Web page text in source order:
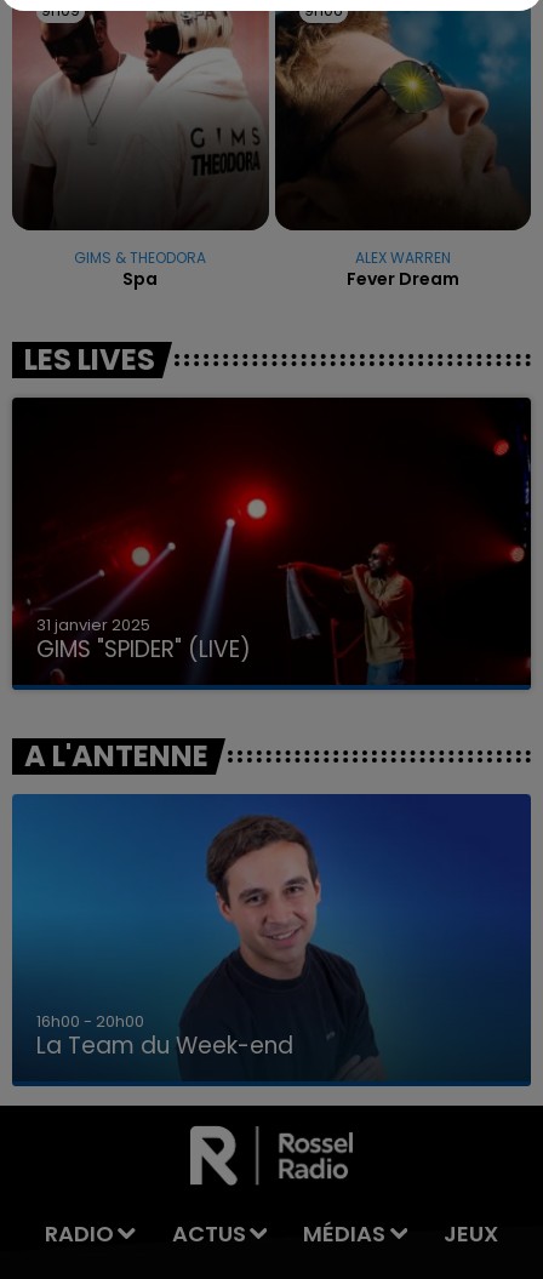
LA TEAM DU WEEK-END
9h09
9h09
GIMS & THEODORA
Spa
9h06
9h06
ALEX WARREN
Fever Dream
LES LIVES
31 janvier 2025
GIMS "SPIDER" (LIVE)
A L'ANTENNE
7h00 - 12h00
La Team du Week-end
RADIO ACTUS MÉDIAS
JEUX